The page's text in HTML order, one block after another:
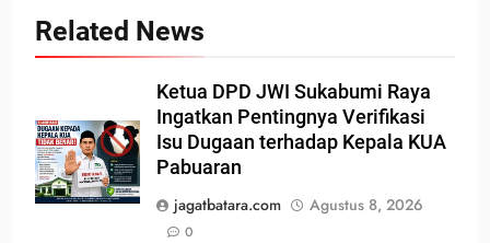
Related News
Ketua DPD JWI Sukabumi Raya
Ingatkan Pentingnya Verifikasi
Isu Dugaan terhadap Kepala KUA
Pabuaran
jagatbatara.com
Agustus 8, 2026
0